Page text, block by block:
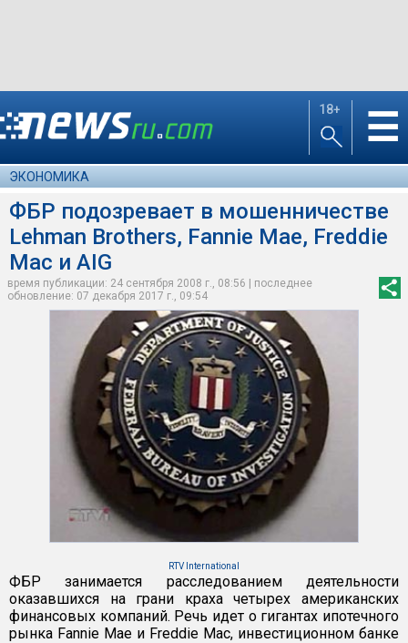
18+ ☰
ЭКОНОМИКА
ФБР подозревает в мошенничестве
Lehman Brothers, Fannie Mae, Freddie
Mac и AIG
время публикации: 24 сентября 2008 г., 08:56 | последнее
обновление: 07 декабря 2017 г., 09:54
RTV International
ФБР занимается расследованием деятельности
оказавшихся на грани краха четырех американских
финансовых компаний. Речь идет о гигантах ипотечного
рынка Fannie Mae и Freddie Mac, инвестиционном банке